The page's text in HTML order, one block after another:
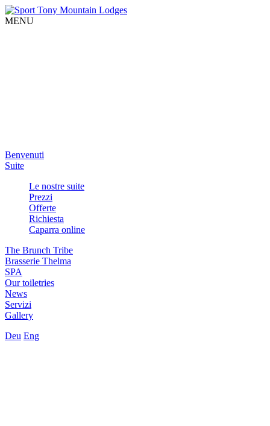
MENU
Benvenuti
Suite
Le nostre suite
Prezzi
Offerte
Richiesta
Caparra online
The Brunch Tribe
Brasserie Thelma
SPA
Our toiletries
News
Servizi
Gallery
Deu Eng